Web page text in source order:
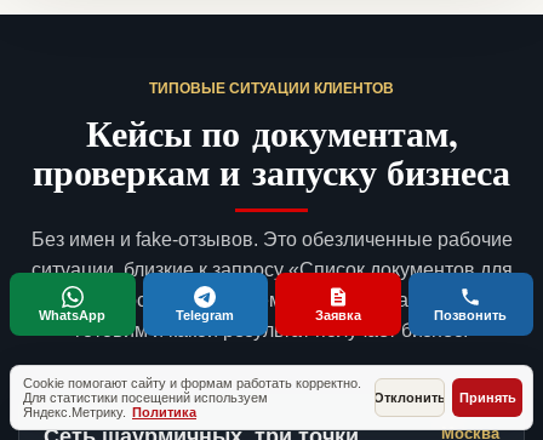
ТИПОВЫЕ СИТУАЦИИ КЛИЕНТОВ
Кейсы по документам,
проверкам и запуску бизнеса
Без имен и fake-отзывов. Это обезличенные рабочие
ситуации, близкие к запросу «Список документов для
открытия гостиницы»: с чем приходят владельцы, что
готовим и какой результат получает бизнес.
Москва
Cookie помогают сайту и формам работать корректно.
Для статистики посещений используем
Яндекс.Метрику. Политика
Отклонить Принять
WhatsApp Telegram Заявка Позвонить